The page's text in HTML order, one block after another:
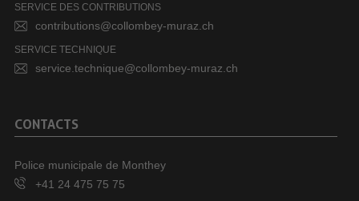
SERVICE DES CONTRIBUTIONS
contributions@collombey-muraz.ch
SERVICE TECHNIQUE
service.technique@collombey-muraz.ch
CONTACTS
Police municipale de Monthey
+41 24 475 75 75